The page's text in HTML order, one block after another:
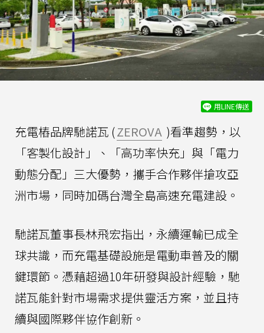
用LINE傳送
充電樁品牌馳諾瓦 (ZEROVA )看準趨勢，以
「客製化設計」、「高功率快充」與「電力
動態分配」三大優勢，攜手合作夥伴搶攻亞
洲市場，同時加碼台灣全島高速充電建設。
馳諾瓦董事長林飛宏指出，永續運輸已成全
球共識，而充電基礎設施是電動車普及的關
鍵環節。憑藉超過10年研發與設計經驗，馳
諾瓦能針對市場需求提供靈活方案，並且持
續與國際夥伴協作創新。